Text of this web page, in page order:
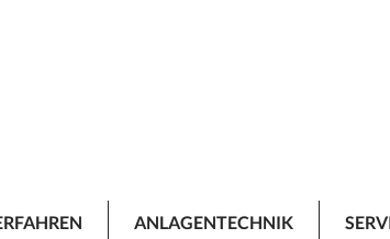
ANLAGENTECHNIK